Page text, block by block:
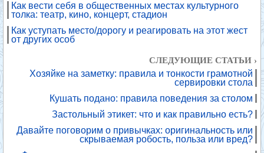
Как вести себя в общественных местах культурного
толка: театр, кино, концерт, стадион
Как уступать место/дорогу и реагировать на этот жест
от других особ
СЛЕДУЮЩИЕ СТАТЬИ ›
Хозяйке на заметку: правила и тонкости грамотной
сервировки стола
Кушать подано: правила поведения за столом
Застольный этикет: что и как правильно есть?
Давайте поговорим о привычках: оригинальность или
скрываемая робость, польза или вред?